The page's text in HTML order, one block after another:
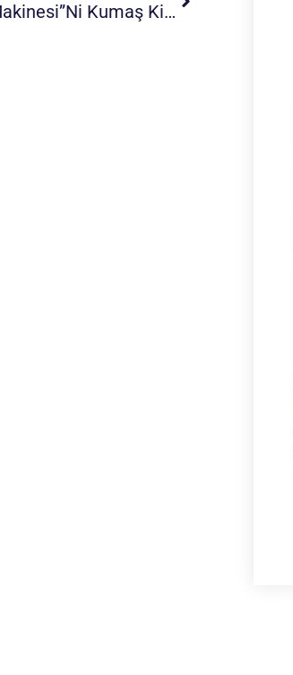
BTU-TECH, Ilk “Pahlı Kesim Makinesi”ni Kumaş Kit Üreticisine Teslim Etti